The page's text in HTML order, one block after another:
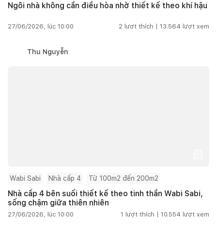
Ngôi nhà không cần điều hòa nhờ thiết kế theo khí hậu
27/06/2026, lúc 10:00 2 lượt thích | 13.564 lượt xem
Thu Nguyễn
Wabi Sabi Nhà cấp 4 Từ 100m2 đến 200m2
Nhà cấp 4 bên suối thiết kế theo tinh thần Wabi Sabi,
sống chậm giữa thiên nhiên
27/06/2026, lúc 10:00 1 lượt thích | 10.554 lượt xem